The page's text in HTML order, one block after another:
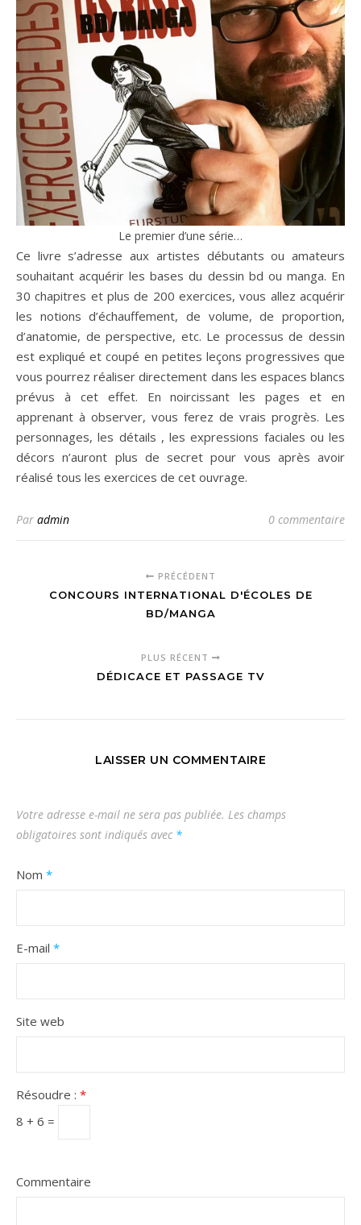
Le premier d’une série…
Ce livre s’adresse aux artistes débutants ou amateurs
souhaitant acquérir les bases du dessin bd ou manga. En
30 chapitres et plus de 200 exercices, vous allez acquérir
les notions d’échauffement, de volume, de proportion,
d’anatomie, de perspective, etc. Le processus de dessin
est expliqué et coupé en petites leçons progressives que
vous pourrez réaliser directement dans les espaces blancs
prévus à cet effet. En noircissant les pages et en
apprenant à observer, vous ferez de vrais progrès. Les
personnages, les détails , les expressions faciales ou les
décors n’auront plus de secret pour vous après avoir
réalisé tous les exercices de cet ouvrage.
Par admin 0 commentaire
PRÉCÉDENT
CONCOURS INTERNATIONAL D'ÉCOLES DE
BD/MANGA
PLUS RÉCENT
DÉDICACE ET PASSAGE TV
LAISSER UN COMMENTAIRE
Votre adresse e-mail ne sera pas publiée. Les champs
obligatoires sont indiqués avec *
Nom *
E-mail *
Site web
Résoudre : *
8 + 6 =
Commentaire